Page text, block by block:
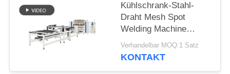
SEITENVERZEICHNIS
DATENSCHUTZ-
Kühlschrank-Stahl-
Draht Mesh Spot
Welding Machine
Multipoint für Draht-
Regal
Verhandelbar MOQ:1 Satz
KONTAKT